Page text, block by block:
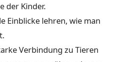
der Kinder.
Einblicke lehren, wie man
Verbindung zu Tieren